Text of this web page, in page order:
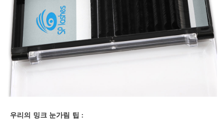
우리의 밍크 눈가림 팁 :